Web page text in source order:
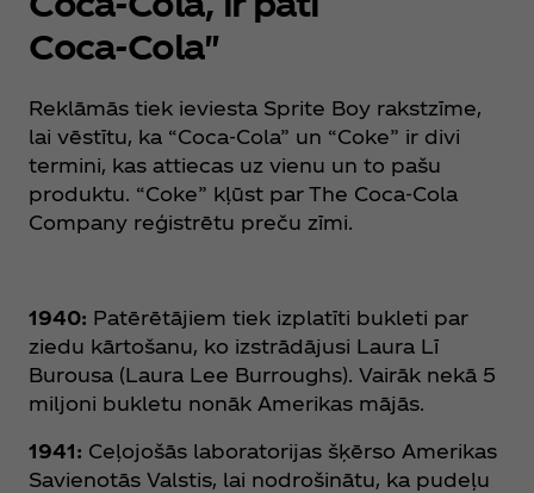
Coca‑Cola"
Reklāmās tiek ieviesta Sprite Boy rakstzīme,
lai vēstītu, ka “Coca‑Cola” un “Coke” ir divi
termini, kas attiecas uz vienu un to pašu
produktu. “Coke” kļūst par The Coca‑Cola
Company reģistrētu preču zīmi.
1940: Patērētājiem tiek izplatīti bukleti par
ziedu kārtošanu, ko izstrādājusi Laura Lī
Burousa (Laura Lee Burroughs). Vairāk nekā 5
miljoni bukletu nonāk Amerikas mājās.
1941: Ceļojošās laboratorijas šķērso Amerikas
Savienotās Valstis, lai nodrošinātu, ka pudeļu